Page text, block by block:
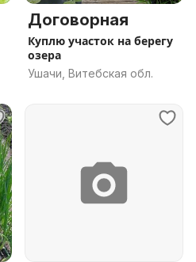
Договорная
Куплю участок на берегу
озера
Ушачи, Витебская обл.